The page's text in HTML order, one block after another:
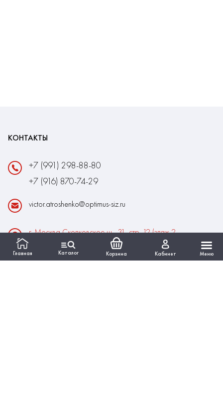
Главная Каталог Корзина Кабинет Меню
КОНТАКТЫ
+7 (991) 298-88-80
+7 (916) 870-74-29
victor.atroshenko@optimus-siz.ru
г. Москва Сколковское ш., 31, стр. 12 (этаж 2,
помещение 22)
Время работы: